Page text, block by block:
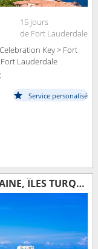
15 jours
de Fort Lauderdale
Key > Fort
Fort Lauderdale
Service personalisé
BAHAMAS, RÉPUBLIQUE DOMINICAINE, ÎLES TURQUES-ET-CAÏQUES, ÉTATS-UNIS, HONDURAS, BELIZE, MEXIQUE